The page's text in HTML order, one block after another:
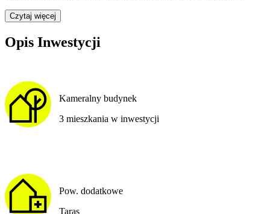
Czytaj więcej
Opis Inwestycji
Kameralny budynek
3 mieszkania w inwestycji
Pow. dodatkowe
Taras